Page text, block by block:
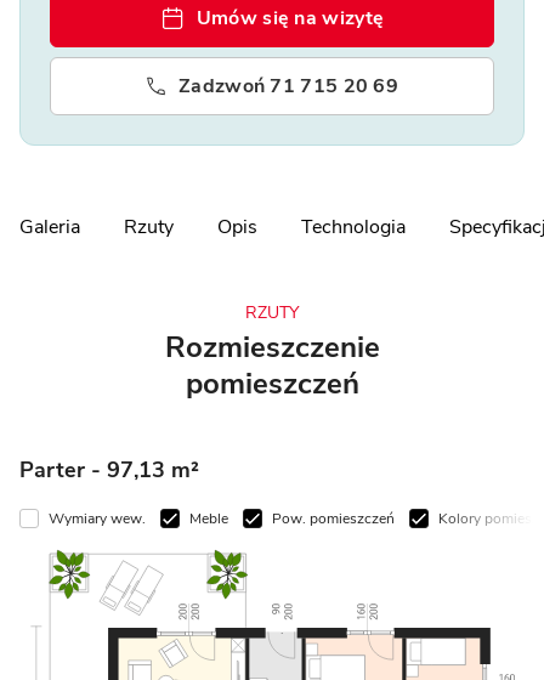
Umów się na wizytę
Zadzwoń 71 715 20 69
Galeria Rzuty Opis Technologia
RZUTY
Rozmieszczenie
pomieszczeń
Parter - 97,13 m²
wew. Meble Pow. pomieszczeń Kolory pomieszczeń